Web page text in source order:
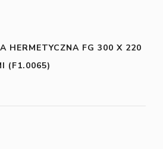
HERMETYCZNA FG 300 X 220
(F1.0065)